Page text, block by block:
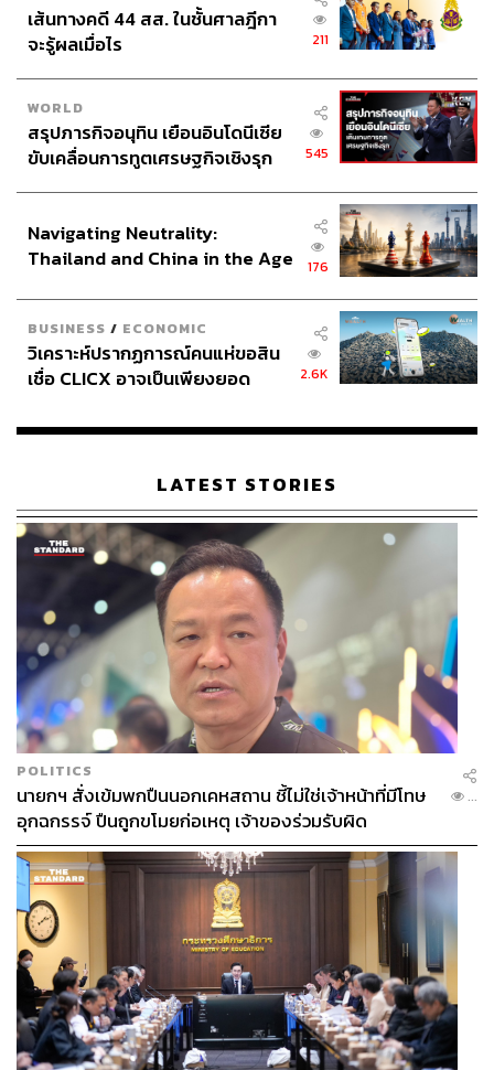
เส้นทางคดี 44 สส. ในชั้นศาลฎีกา
จะรู้ผลเมื่อไร
211
WORLD
สรุปภารกิจอนุทิน เยือนอินโดนีเซีย
ขับเคลื่อนการทูตเศรษฐกิจเชิงรุก
545
Navigating Neutrality:
Thailand and China in the Age
176
BUSINESS / ECONOMIC
วิเคราะห์ปรากฏการณ์คนแห่ขอสิน
เชื่อ CLICX อาจเป็นเพียงยอด
เรือนไทยที่ถูกซุกไว้
2.6K
LATEST STORIES
POLITICS
นายกฯ สั่งเข้มพกปืนนอกเคหสถาน ชี้ไม่ใช่เจ้าหน้าที่มีโทษ
อุกฉกรรจ์ ปืนถูกขโมยก่อเหตุ เจ้าของร่วมรับผิด
...